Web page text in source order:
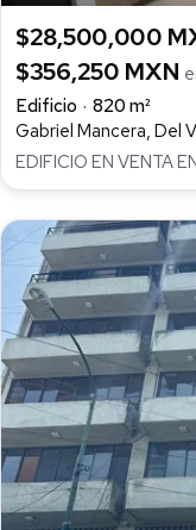
$28,500,000
$356,250 MXN
Edificio
820 m²
Gabriel Mancera, Del
EDIFICIO EN VENTA